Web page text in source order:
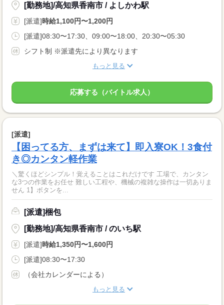
[勤務地]/高知県香南市 / よしかわ駅
[派遣]時給1,100円〜1,200円
[派遣]08:30〜17:30、09:00〜18:00、20:30〜05:30
シフト制 ※派遣先により異なります
もっと見る
応募する（バイトル求人）
[派遣]
【困ってる方、まずは来て】即入寮OK！3食付
き◎カンタン軽作業
＼驚くほどシンプル！覚えることはこれだけです 工場で、カンタン
な3つの作業をお任せ 難しい工程や、機械の複雑な操作は一切ありま
せん 1】ボタンを...
[派遣]梱包
[勤務地]/高知県香南市 / のいち駅
[派遣]時給1,350円〜1,600円
[派遣]08:30〜17:30
（会社カレンダーによる）
もっと見る